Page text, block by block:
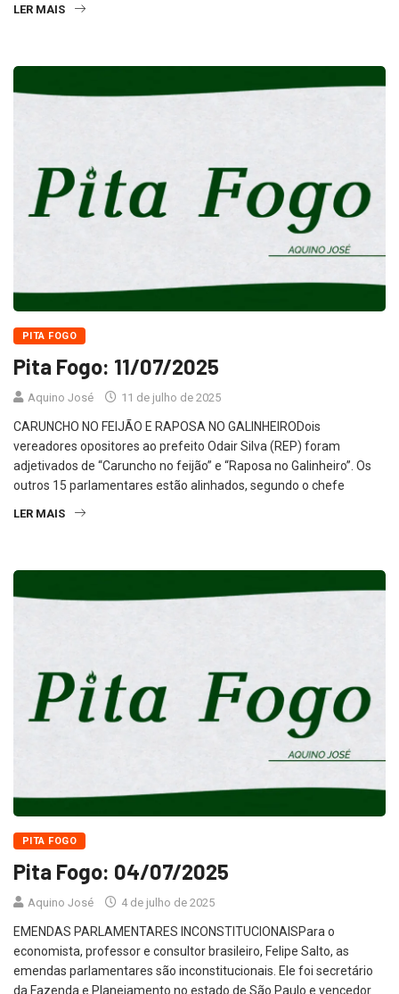
PITA FOGO
Pita Fogo: 11/07/2025
Aquino José 11 de julho de 2025
CARUNCHO NO FEIJÃO E RAPOSA NO GALINHEIRODois
vereadores opositores ao prefeito Odair Silva (REP) foram
adjetivados de “Caruncho no feijão” e “Raposa no Galinheiro”. Os
outros 15 parlamentares estão alinhados, segundo o chefe
LER MAIS
PITA FOGO
Pita Fogo: 04/07/2025
Aquino José 4 de julho de 2025
EMENDAS PARLAMENTARES INCONSTITUCIONAISPara o
economista, professor e consultor brasileiro, Felipe Salto, as
emendas parlamentares são inconstitucionais. Ele foi secretário
da Fazenda e Planejamento no estado de São Paulo e vencedor
do Prê